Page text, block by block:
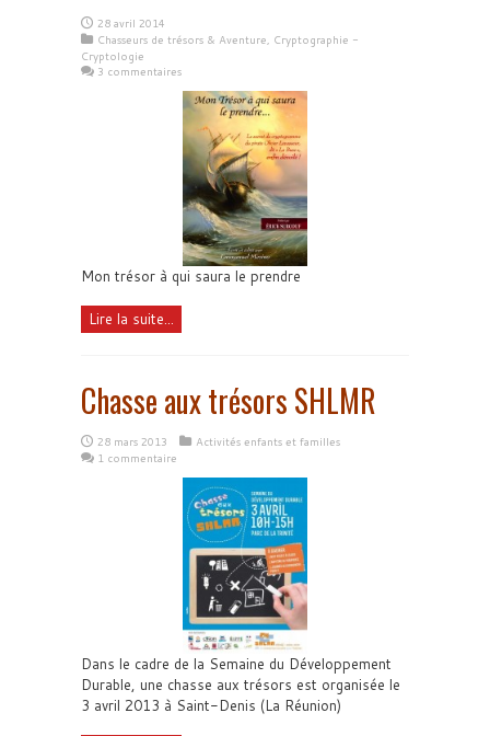
28 avril 2014
Chasseurs de trésors & Aventure Cryptographie -
Cryptologie
3 commentaires
Mon trésor à qui saura le prendre
Lire la suite...
Chasse aux trésors SHLMR
28 mars 2013
Activités enfants et familles
1 commentaire
Dans le cadre de la Semaine du Développement
Durable, une chasse aux trésors est organisée le
3 avril 2013 à Saint-Denis (La Réunion)